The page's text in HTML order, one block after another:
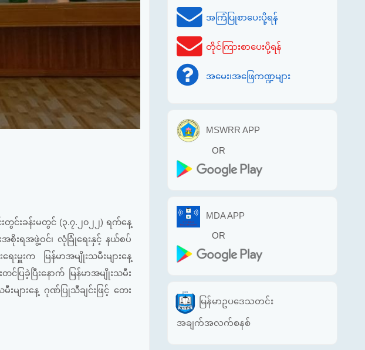
င်းခန်းမတွင် (၃.၇.၂၀၂၂) ရက်နေ့
စိုးရအဖွဲ့ဝင်၊ လုံခြုံရေးနှင့် နယ်စပ်
မှူးက မြန်မာအမျိုးသမီးများနေ့
ြခဲ့ပြီးနောက် မြန်မာအမျိုးသမီး
များနေ့ ဂုဏ်ပြုသီချင်းဖြင့် တေး
အကြံပြုစာပေးပို့ရန်
တိုင်ကြားစာပေးပို့ရန်
အမေး၊အဖြေကဏ္ဍများ
MSWRR APP
OR
MDA APP
OR
မြန်မာဥပဒေသတင်း
အချက်အလက်စနစ်